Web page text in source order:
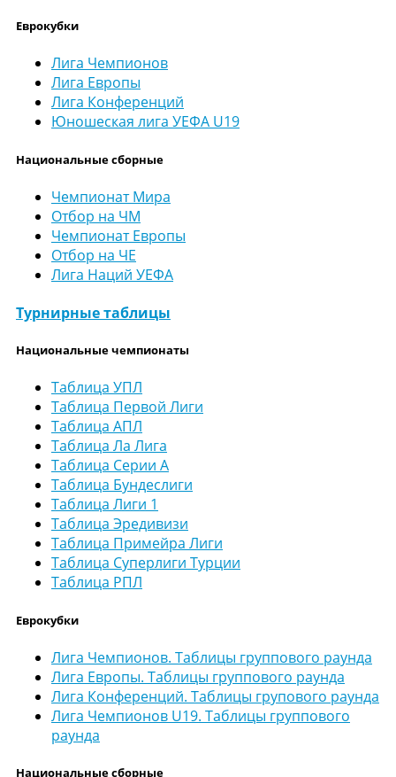
Еврокубки
Лига Чемпионов
Лига Европы
Лига Конференций
Юношеская лига УЕФА U19
Национальные сборные
Чемпионат Мира
Отбор на ЧМ
Чемпионат Европы
Отбор на ЧЕ
Лига Наций УЕФА
Турнирные таблицы
Национальные чемпионаты
Таблица УПЛ
Таблица Первой Лиги
Таблица АПЛ
Таблица Ла Лига
Таблица Серии А
Таблица Бундеслиги
Таблица Лиги 1
Таблица Эредивизи
Таблица Примейра Лиги
Таблица Суперлиги Турции
Таблица РПЛ
Еврокубки
Лига Чемпионов. Таблицы группового раунда
Лига Европы. Таблицы группового раунда
Лига Конференций. Таблицы групового раунда
Лига Чемпионов U19. Таблицы группового
раунда
Национальные сборные